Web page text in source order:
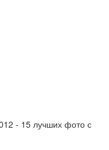
- 15 лучших фото с